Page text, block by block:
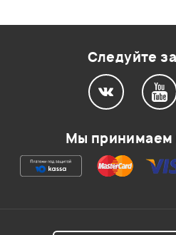
Ваша оценка:
Следуйте
Мы принимаем